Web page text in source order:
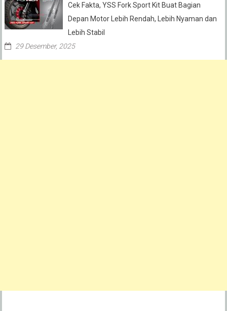
Cek Fakta, YSS Fork Sport Kit Buat Bagian
Depan Motor Lebih Rendah, Lebih Nyaman dan
Lebih Stabil
29 Desember, 2025